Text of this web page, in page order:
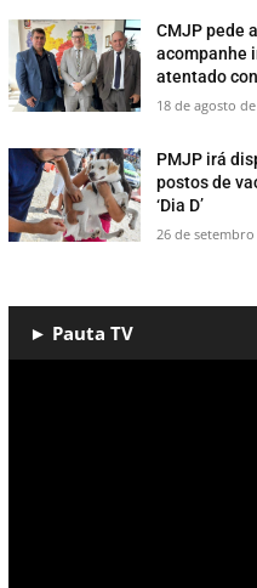
CMJP pede
acompanhe
atentado
18 de agosto
PMJP irá
postos de
‘Dia D’
26 de setembro
► Pauta TV